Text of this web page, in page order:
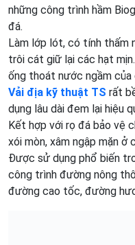
những công trình hầm
đá.
Làm lớp lót, có tính thấm
trôi cát giữ lại các hạt
ống thoát nước ngầm của
Vải địa kỹ thuật TS rất
dụng lâu dài đem lại hiệu
Kết hợp với rọ đá bảo vệ
xói mòn, xâm ngập mặn ở
Được sử dụng phổ biến
công trình đường nông
đường cao tốc, đường